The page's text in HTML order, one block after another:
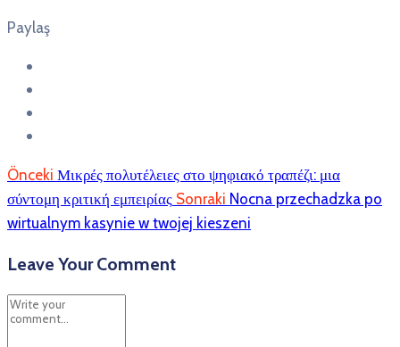
Paylaş
Önceki Μικρές πολυτέλειες στο ψηφιακό τραπέζι: μια
σύντομη κριτική εμπειρίας Sonraki Nocna przechadzka po
wirtualnym kasynie w twojej kieszeni
Leave Your Comment